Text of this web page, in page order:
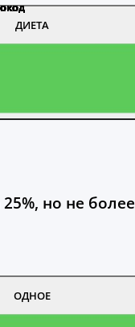
ДИЕТА
но не более
ОДНОЕ